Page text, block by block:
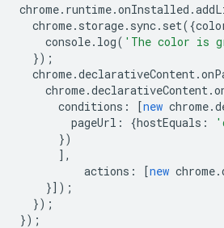
chrome. runtime.onInstalled .
chrome. storage. sync. set({
console. log( 'The color is
});
chrome.declarativeContent .
chrome.declarativeContent .
conditions : [new chrome.
pageUrl : {hostEquals :
})
],
actions : [new chrome.
}]);
});
});